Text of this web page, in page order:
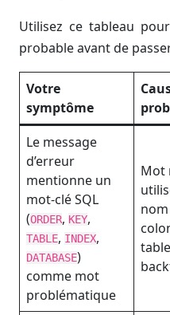
Utilisez ce tableau
probable avant de
Votre
symptôme
Le message
d’erreur
mentionne un
mot-clé SQL
(ORDER, KEY,
TABLE, INDEX,
DATABASE)
comme mot
problématique
Mot